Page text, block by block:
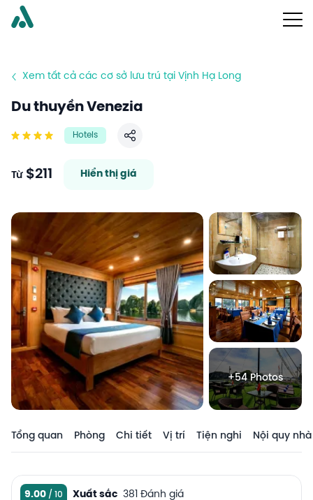
Xem tất cả các cơ sở lưu trú tại Vịnh Hạ Long
Du thuyền Venezia
Hotels
Chia sẻ
Từ$211 Hiển thị giá
+54 Photos
Tổng quan Phòng Chi tiết Vị trí Tiện nghi Nội quy nhà
9.00 Xuất sắc 381 Đánh giá